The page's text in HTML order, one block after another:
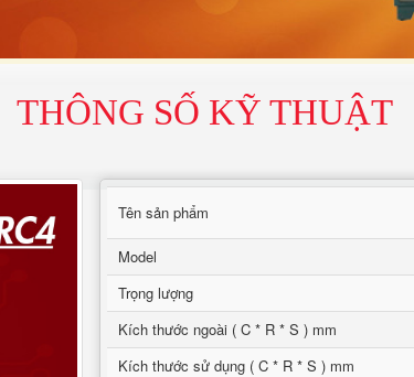
THÔNG SỐ KỸ THUẬT
Tên sản phẩm
Model
Trọng lượng
Kích thước ngoài ( C * R * S ) mm
Kích thước sử dụng ( C * R * S ) mm